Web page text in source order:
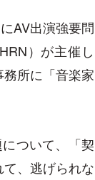
AV出演強要問
）が主催し
所に「音楽家
ついて、「契
、逃げられな